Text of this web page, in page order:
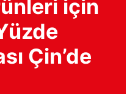
için
Çin’de